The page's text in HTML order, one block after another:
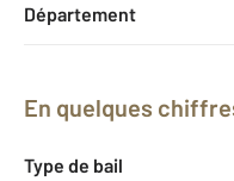
Département
En quelques
Type de bail